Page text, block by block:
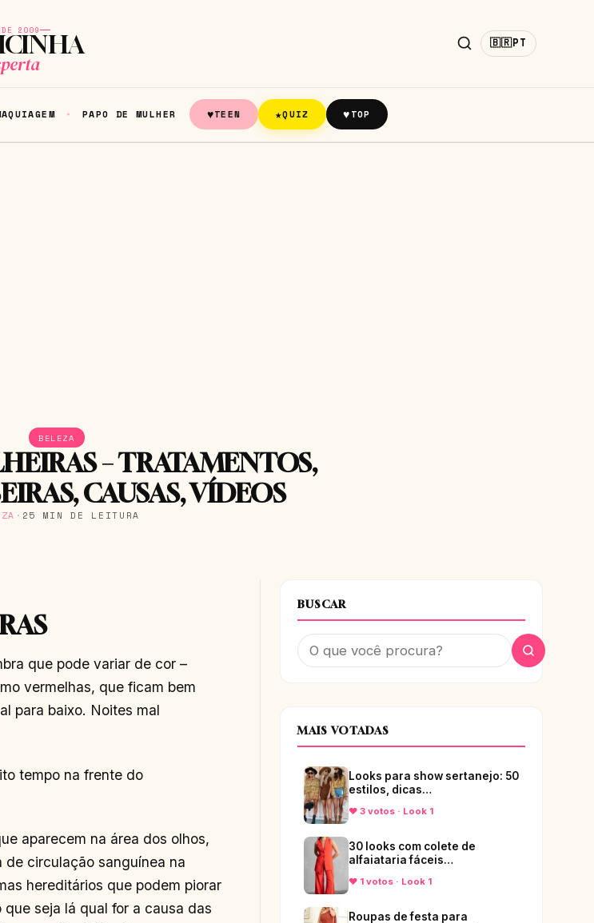
2009
🇧🇷PT
PAPO DE MULHER ♥TEEN ★QUIZ ♥TOP
BELEZA
– TRATAMENTOS,
CAUSAS, VÍDEOS
· 25 MIN DE LEITURA
que pode variar de cor –
vermelhas, que ficam bem
para baixo. Noites mal
tempo na frente do
aparecem na área dos olhos,
circulação sanguínea na
hereditários que podem piorar
seja lá qual for a causa das
BUSCAR
MAIS VOTADAS
Looks para show sertanejo: 50
estilos, dicas…
♥ 3 votos · Look 1
30 looks com colete de
alfaiataria fáceis…
♥ 1 votos · Look 1
Roupas de festa para